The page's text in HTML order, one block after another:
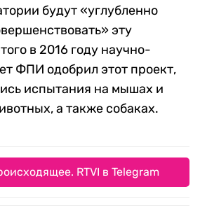
будут «углубленно
эту
в 2016 году научно-
ФПИ одобрил этот проект,
испытания на мышах и
а также собаках.
RTVI в Telegram